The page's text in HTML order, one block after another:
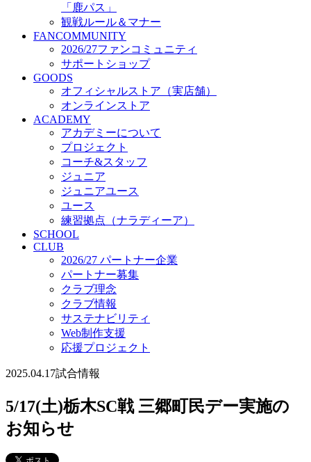
2026/27 パートナー企業
パートナー募集
クラブ理念
クラブ情報
サステナビリティ
Web制作支援
応援プロジェクト
「鹿パス」
観戦ルール＆マナー
FANCOMMUNITY
2026/27ファンコミュニティ
サポートショップ
GOODS
オフィシャルストア（実店舗）
オンラインストア
ACADEMY
アカデミーについて
プロジェクト
コーチ&スタッフ
ジュニア
ジュニアユース
ユース
練習拠点（ナラディーア）
SCHOOL
CLUB
2026/27 パートナー企業
パートナー募集
クラブ理念
クラブ情報
サステナビリティ
Web制作支援
応援プロジェクト
2025.04.17試合情報
5/17(土)栃木SC戦 三郷町民デー実施の
お知らせ